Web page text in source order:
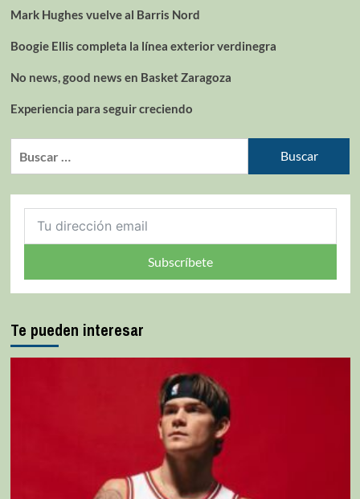
Mark Hughes vuelve al Barris Nord
Boogie Ellis completa la línea exterior verdinegra
No news, good news en Basket Zaragoza
Experiencia para seguir creciendo
Subscríbete
Te pueden interesar